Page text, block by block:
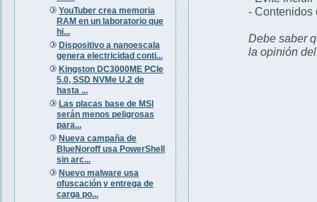
YouTuber crea memoria
RAM en un laboratorio que
hi...
Dispositivo a nanoescala
genera electricidad conti...
Kingston DC3000ME PCIe
5.0, SSD NVMe U.2 de
hasta ...
Las placas base de MSI
serán menos peligrosas
para...
Nueva campaña de
BlueNoroff usa PowerShell
sin arc...
Nuevo malware usa
ofuscación y entrega de
carga po...
- Contenidos
Debe saber
la opinión